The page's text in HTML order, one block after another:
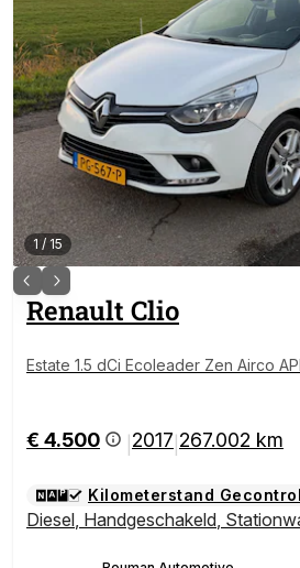
1 / 15
Renault Clio
Estate 1.5 dCi Ecoleader Zen Airco
€ 4.500 2017 267.002 km
Kilometerstand
Diesel, Handgeschakeld,